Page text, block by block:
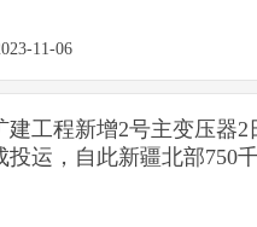
11-06
建工程新增2号主变压
投运，自此新疆北部